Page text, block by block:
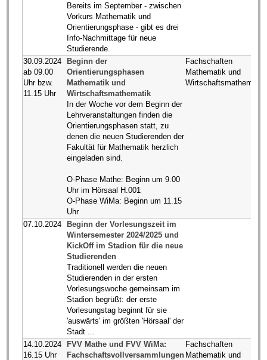
Bereits im September - zwischen
Vorkurs Mathematik und
Orientierungsphase - gibt es drei
Info-Nachmittage für neue
Studierende.
30.09.2024
ab 09.00
Uhr bzw.
11.15 Uhr
Beginn der
Orientierungsphasen
Mathematik und
Wirtschaftsmathematik
In der Woche vor dem Beginn der
Lehrveranstaltungen finden die
Orientierungsphasen statt, zu
denen die neuen Studierenden der
Fakultät für Mathematik herzlich
eingeladen sind.
O-Phase Mathe: Beginn um 9.00
Uhr im Hörsaal H.001
O-Phase WiMa: Beginn um 11.15
Uhr
Fachschaften
Mathematik und
Wirtschaftsmathematik
07.10.2024
Beginn der Vorlesungszeit im
Wintersemester 2024/2025 und
KickOff im Stadion für die neue
Studierenden
Traditionell werden die neuen
Studierenden in der ersten
Vorlesungswoche gemeinsam im
Stadion begrüßt: der erste
Vorlesungstag beginnt für sie
'auswärts' im größten 'Hörsaal' der
Stadt ...
14.10.2024
16.15 Uhr
FVV Mathe und FVV WiMa:
Fachschaftsvollversammlungen
Fachschaften
Mathematik und